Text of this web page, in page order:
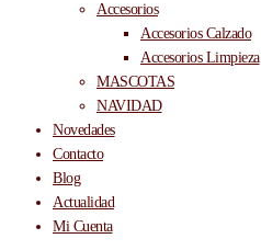
Accesorios
Accesorios Calzado
Accesorios Limpieza
MASCOTAS
NAVIDAD
Novedades
Contacto
Blog
Actualidad
Mi Cuenta